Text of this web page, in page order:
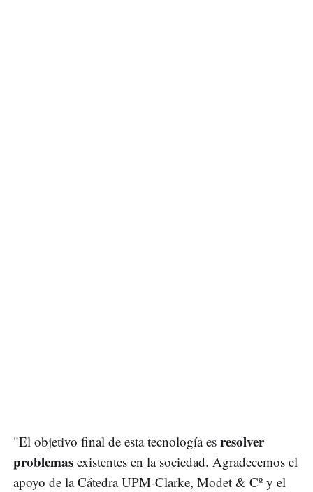
"El objetivo final de esta tecnología es resolver
problemas existentes en la sociedad. Agradecemos el
apoyo de la Cátedra UPM-Clarke, Modet & Cº y el